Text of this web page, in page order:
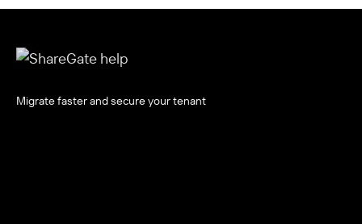
Migrate faster and secure your tenant